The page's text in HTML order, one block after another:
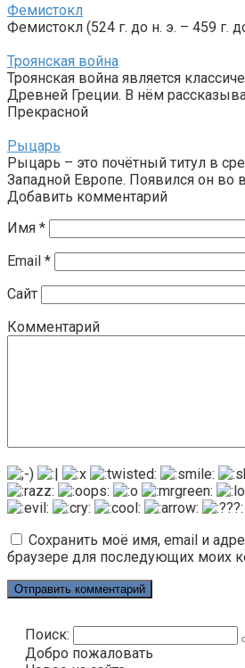
Фемистокл
Фемистокл (524 г. до н. э. – 459 г.
Троянская война
Троянская война является
Древней Греции. В нём
Прекрасной
Рыцарь
Рыцарь – это почётный титул в
Западной Европе. Появился он во
Добавить комментарий
Имя *
Email *
Сайт
Комментарий
Сохранить моё имя, email и
браузере для последующих моих
Поиск:
Добро пожаловать